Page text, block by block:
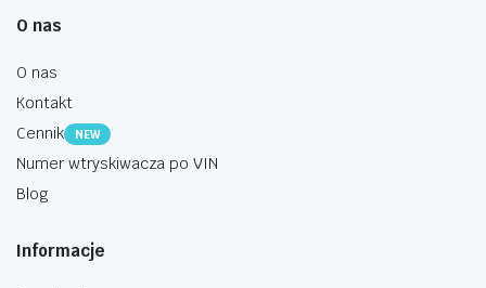
O nas
O nas
Kontakt
Cennik
NEW
Numer wtryskiwacza po VIN
Blog
Informacje